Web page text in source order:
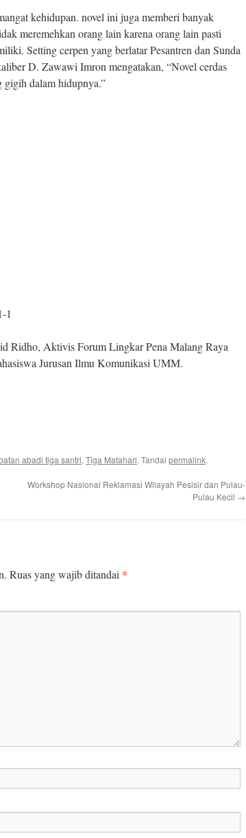
kehidupan. novel ini juga memberi banyak
meremehkan orang lain karena orang lain pasti
Setting cerpen yang berlatar Pesantren dan Sunda
D. Zawawi Imron mengatakan, “Novel cerdas
dalam hidupnya.”
Aktivis Forum Lingkar Pena Malang Raya
Jurusan Ilmu Komunikasi UMM.
abadi tiga santri, Tiga Matahari. Tandai permalink.
Workshop Nasional Reklamasi Wilayah Pesisir dan Pulau-
Pulau Kecil →
Ruas yang wajib ditandai *